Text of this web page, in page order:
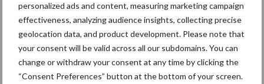
personalized ads and content, measuring marketing campaign
effectiveness, analyzing audience insights, collecting precise
geolocation data, and product development. Please note that
your consent will be valid across all our subdomains. You can
change or withdraw your consent at any time by clicking the
“Consent Preferences” button at the bottom of your screen.
Aanbevolen voor jou!
Albourgh Tyres breidt uit
naar nieuwe
marktsegmenten